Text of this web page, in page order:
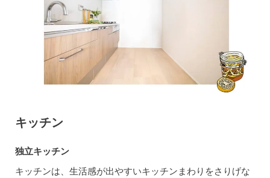
キッチン
独立キッチン
キッチンは、生活感が出やすいキッチンまわりをさりげな